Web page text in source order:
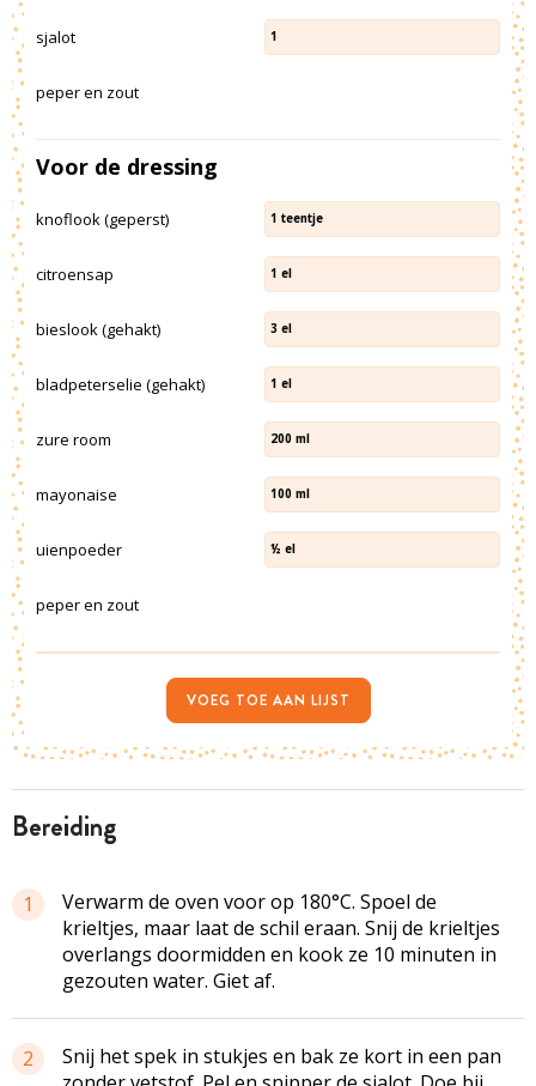
bereiding
1
Verwarm de oven voor op 180°C. Spoel de
krieltjes, maar laat de schil eraan. Snij de krieltjes
overlangs doormidden en kook ze 10 minuten in
gezouten water. Giet af.
2
Snij het spek in stukjes en bak ze kort in een pan
sjalot 1
peper en zout
Voor de dressing
knoflook (geperst) 1 teentje
citroensap 1 el
bieslook (gehakt) 3 el
bladpeterselie (gehakt) 1 el
zure room 200 ml
mayonaise 100 ml
uienpoeder ½ el
peper en zout
VOEG TOE AAN LIJST